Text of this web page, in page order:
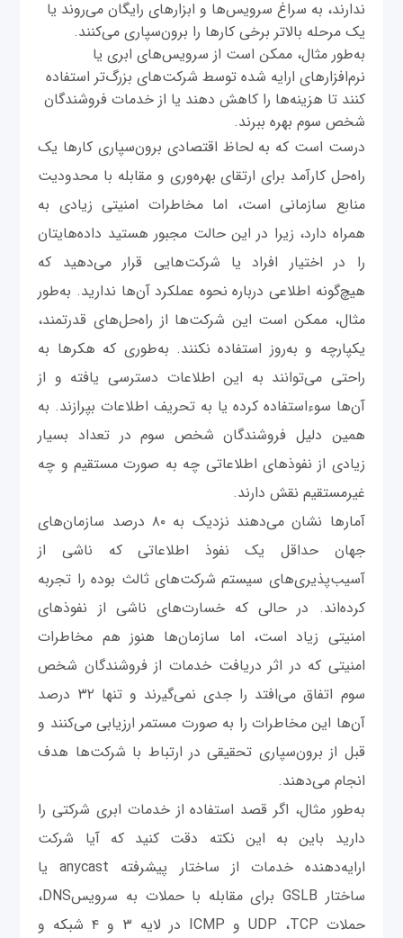
ندارند، به سراغ سرویس‌ها و ابزارهای رایگان می‌روند یا
یک مرحله بالاتر برخی کارها را برون‌سپاری می‌کنند.
به‌طور مثال، ممکن است از سرویس‌های ابری یا
نرم‌افزارهای ارایه شده توسط شرکت‌های بزرگ‌تر استفاده
کنند تا هزینه‌ها را کاهش دهند یا از خدمات فروشندگان
شخص سوم بهره ببرند.
درست است که به لحاظ اقتصادی برون‌سپاری کارها یک
راه‌حل کارآمد برای ارتقای بهره‌وری و مقابله با محدودیت
منابع سازمانی است، اما مخاطرات امنیتی زیادی به
همراه دارد، زیرا در این حالت مجبور هستید داده‌هایتان
را در اختیار افراد یا شرکت‌هایی قرار می‌دهید که
هیچ‌گونه اطلاعی درباره نحوه عملکرد آن‌ها ندارید. به‌طور
مثال، ممکن است این شرکت‌ها از راه‌حل‌های قدرتمند،
یکپارچه و به‌روز استفاده نکنند. به‌طوری که هکرها به
راحتی می‌توانند به این اطلاعات دسترسی یافته و از
آن‌ها سوءاستفاده کرده یا به تحریف اطلاعات بپرازند. به
همین دلیل فروشندگان شخص سوم در تعداد بسیار
زیادی از نفوذهای اطلاعاتی چه به صورت مستقیم و چه
غیرمستقیم نقش دارند.
آمارها نشان می‌دهند نزدیک به ۸۰ درصد سازمان‌های
جهان حداقل یک نفوذ اطلاعاتی که ناشی از
آسیب‌پذیری‌های سیستم شرکت‌های ثالث بوده را تجربه
کرده‌اند. در حالی که خسارت‌های ناشی از نفوذهای
امنیتی زیاد است‌، اما ‌سازمان‌ها هنوز هم مخاطرات
امنیتی که در اثر دریافت خدمات از فروشندگان شخص
سوم اتفاق می‌افتد را جدی نمی‌گیرند و تنها ۳۲ درصد
آن‌ها این مخاطرات را به صورت مستمر ارزیابی می‌کنند و
قبل از برون‌سپاری تحقیقی در ارتباط با شرکت‌ها هدف
انجام می‌دهند.
به‌طور مثال، اگر قصد استفاده از خدمات ابری شرکتی را
دارید باین به این نکته دقت کنید که آیا شرکت
ارایه‌دهنده خدمات از ساختار پیشرفته‌ anycast یا
ساختار GSLB برای مقابله با حملات به سرویسDNS،
حملات UDP ،TCP و ICMP در لایه‌ ۳ و ۴ شبکه و